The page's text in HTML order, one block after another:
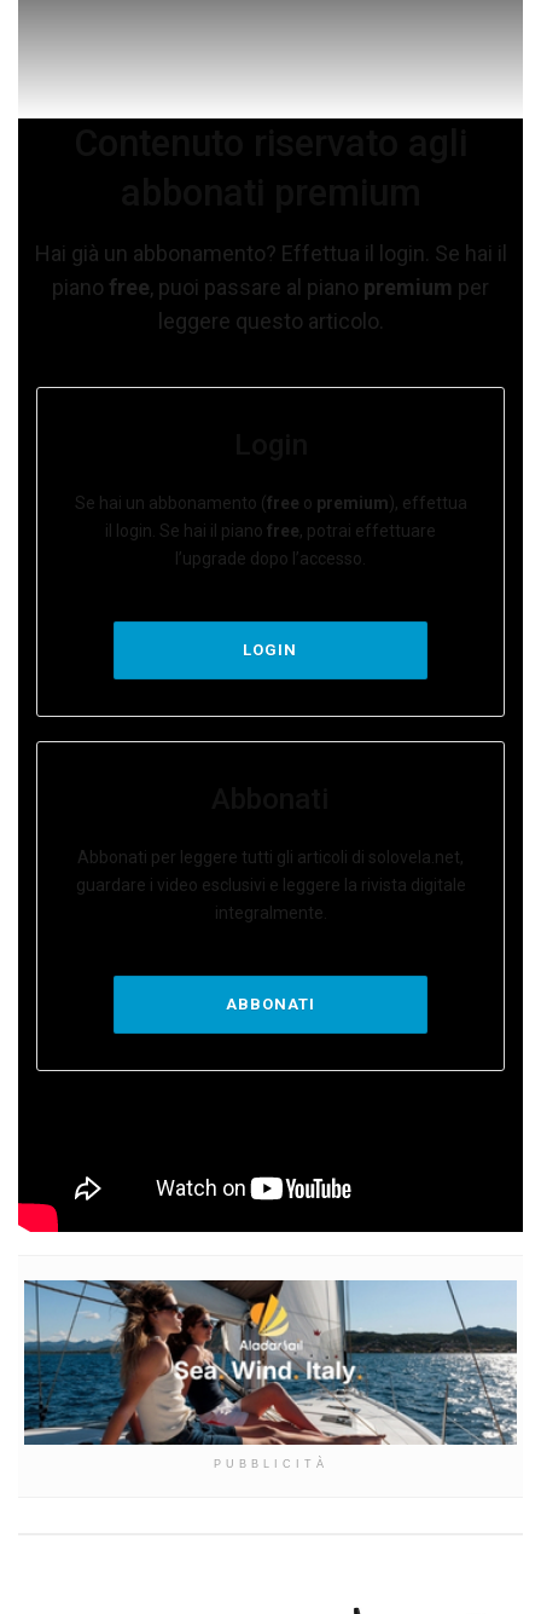
Hai già un abbonamento? Effettua il login. Se hai il
piano free, puoi passare al piano premium per
leggere questo articolo.
Se hai un abbonamento (free o premium), effettua
il login. Se hai il piano free, potrai effettuare
l’upgrade dopo l’accesso.
LOGIN
Abbonati per leggere tutti gli articoli di solovela.net,
guardare i video esclusivi e leggere la rivista digitale
integralmente.
ABBONATI
PUBBLICITÀ